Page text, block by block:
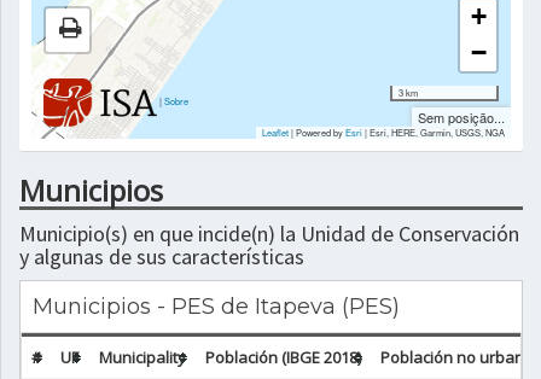
|Sobre
+
−
3 km
Sem posição...
Leaflet| Powered byEsri|Esri, HERE, Garmin, USGS, NGA
Municipios
Municipio(s) en que incide(n) la Unidad de Conservación
y algunas de sus características
Municipios - PES de Itapeva (PES)
# UF Municipality Población (IBGE 2018)
Población no urbana